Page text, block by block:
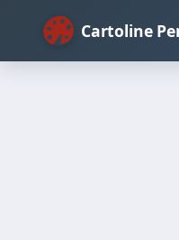
Cartoline